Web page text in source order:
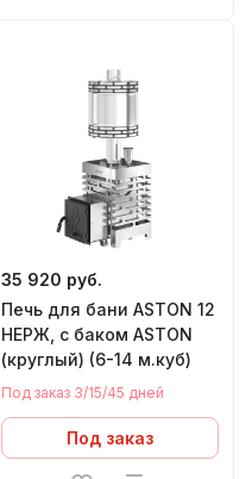
35 920 руб.
Печь для бани ASTON 12
НЕРЖ, с баком ASTON
(круглый) (6-14 м.куб)
Под заказ 3/15/45 дней
Под заказ